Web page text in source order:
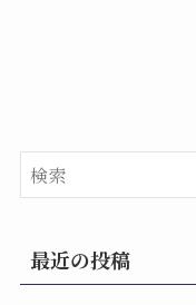
最近の投稿